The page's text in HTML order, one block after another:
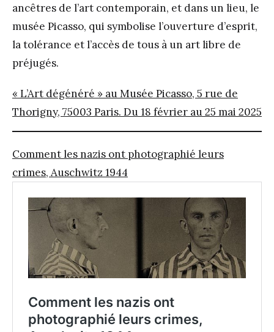
ancêtres de l’art contemporain, et dans un lieu, le
musée Picasso, qui symbolise l’ouverture d’esprit,
la tolérance et l’accès de tous à un art libre de
préjugés.
« L’Art dégénéré » au Musée Picasso, 5 rue de
Thorigny, 75003 Paris. Du 18 février au 25 mai 2025
Comment les nazis ont photographié leurs
crimes, Auschwitz 1944